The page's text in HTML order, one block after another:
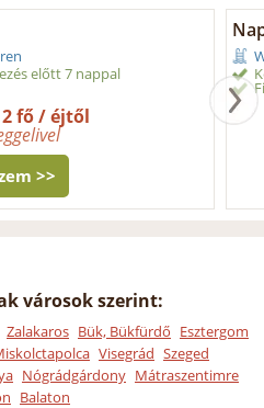
előtt 7 nappal
2 fő / éjtől
>>
városok szerint:
Zalakaros Bük, Bükfürdő Esztergom
Visegrád Szeged
Nógrádgárdony Mátraszentimre
Balaton